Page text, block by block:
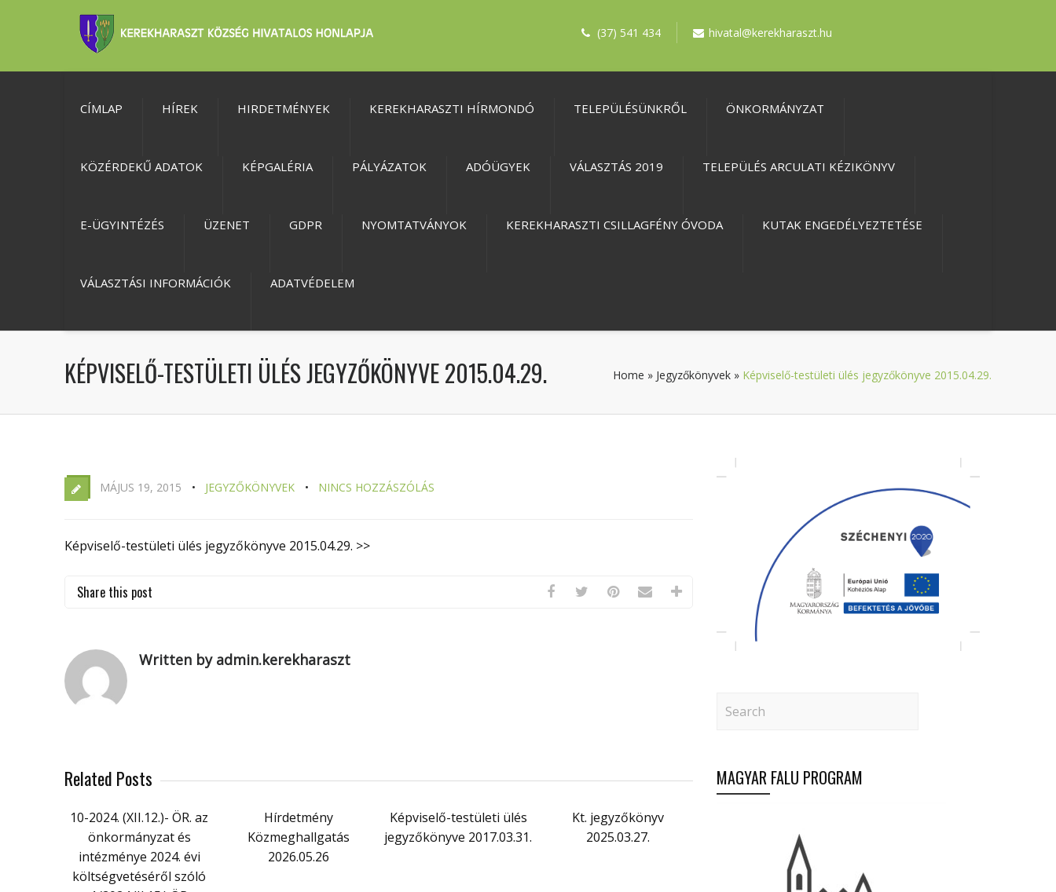
(37) 541 434 hivatal@kerekharaszt.hu
CÍMLAP HÍREK HIRDETMÉNYEK KEREKHARASZTI HÍRMONDÓ TELEPÜLÉSÜNKRŐL ÖNKORMÁNYZAT
KÖZÉRDEKŰ ADATOK KÉPGALÉRIA PÁLYÁZATOK ADÓÜGYEK VÁLASZTÁS 2019 TELEPÜLÉS ARCULATI KÉZIKÖNYV
E-ÜGYINTÉZÉS ÜZENET GDPR NYOMTATVÁNYOK KEREKHARASZTI CSILLAGFÉNY ÓVODA KUTAK ENGEDÉLYEZTETÉSE
VÁLASZTÁSI INFORMÁCIÓK ADATVÉDELEM
KÉPVISELŐ-TESTÜLETI ÜLÉS JEGYZŐKÖNYVE 2015.04.29. Home » Jegyzőkönyvek » Képviselő-testületi ülés jegyzőkönyve 2015.04.29.
MÁJUS 19, 2015 JEGYZŐKÖNYVEK NINCS HOZZÁSZÓLÁS
Képviselő-testületi ülés jegyzőkönyve 2015.04.29. >>
Share this post
Written by admin.kerekharaszt
Related Posts
10-2024. (XII.12.)- ÖR. az
önkormányzat és
intézménye 2024. évi
költségvetéséről szóló
Hírdetmény
Közmeghallgatás
2026.05.26
Képviselő-testületi ülés
jegyzőkönyve 2017.03.31.
Kt. jegyzőkönyv
2025.03.27.
MAGYAR FALU PROGRAM